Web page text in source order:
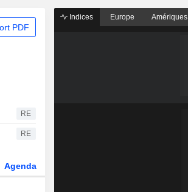
PDF
RE
RE
Agenda
Indices Europe Amériques